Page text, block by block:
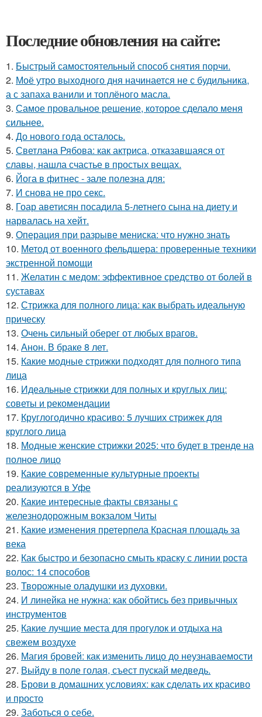
Последние обновления на сайте:
1. Быстрый самостоятельный способ снятия порчи.
2. Моё утро выходного дня начинается не с будильника,
а с запаха ванили и топлёного масла.
3. Самое провальное решение, которое сделало меня
сильнее.
4. До нового года осталось.
5. Светлана Рябова: как актриса, отказавшаяся от
славы, нашла счастье в простых вещах.
6. Йога в фитнес - зале полезна для:
7. И снова не про секс.
8. Гоар аветисян посадила 5-летнего сына на диету и
нарвалась на хейт.
9. Операция при разрыве мениска: что нужно знать
10. Метод от военного фельдшера: проверенные техники
экстренной помощи
11. Желатин с медом: эффективное средство от болей в
суставах
12. Стрижка для полного лица: как выбрать идеальную
прическу
13. Очень сильный оберег от любых врагов.
14. Анон. В браке 8 лет.
15. Какие модные стрижки подходят для полного типа
лица
16. Идеальные стрижки для полных и круглых лиц:
советы и рекомендации
17. Круглогодично красиво: 5 лучших стрижек для
круглого лица
18. Модные женские стрижки 2025: что будет в тренде на
полное лицо
19. Какие современные культурные проекты
реализуются в Уфе
20. Какие интересные факты связаны с
железнодорожным вокзалом Читы
21. Какие изменения претерпела Красная площадь за
века
22. Как быстро и безопасно смыть краску с линии роста
волос: 14 способов
23. Творожные оладушки из духовки.
24. И линейка не нужна: как обойтись без привычных
инструментов
25. Какие лучшие места для прогулок и отдыха на
свежем воздухе
26. Магия бровей: как изменить лицо до неузнаваемости
27. Выйду в поле голая, съест пускай медведь.
28. Брови в домашних условиях: как сделать их красиво
и просто
29. Заботься о себе.